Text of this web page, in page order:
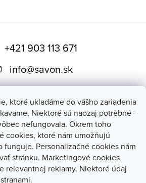
ktoré ukladáme do vášho zariadenia
Niektoré sú naozaj potrebné -
nefungovala. Okrem toho
cookies, ktoré nám umožňujú
funguje. Personalizačné cookies nám
stránku. Marketingové cookies
relevantnej reklamy. Niektoré údaj
ideálna na ráno, keď
alebo na večer, keď si chcete
dopriať svieži únik od
Šumivá bomba Mandarínka
Grapefruit jeskvelý spôsob, ako
si dopriať chvíle pohody plné
osvieženia, alebo ako darček
pre tých, ktorí milujú citrusové
vône a revitalizujúce kúpeľné
+421 903 113 671
info@savon.sk
savon.sk